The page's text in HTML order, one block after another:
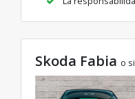
Skoda Fabia o